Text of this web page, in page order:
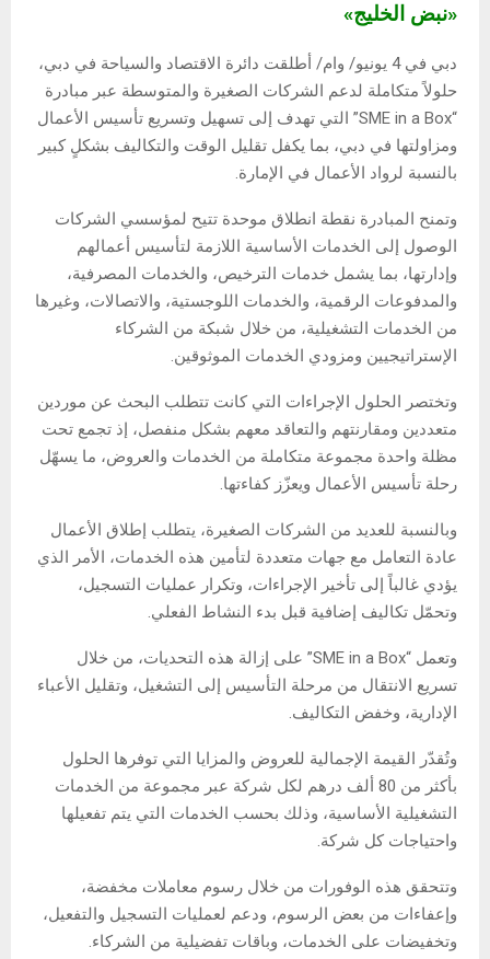
«نبض الخليج»
دبي في 4 يونيو/ وام/ أطلقت دائرة الاقتصاد والسياحة في دبي،
حلولاً متكاملة لدعم الشركات الصغيرة والمتوسطة عبر مبادرة
“SME in a Box” التي تهدف إلى تسهيل وتسريع تأسيس الأعمال
ومزاولتها في دبي، بما يكفل تقليل الوقت والتكاليف بشكلٍ كبير
بالنسبة لرواد الأعمال في الإمارة.
وتمنح المبادرة نقطة انطلاق موحدة تتيح لمؤسسي الشركات
الوصول إلى الخدمات الأساسية اللازمة لتأسيس أعمالهم
وإدارتها، بما يشمل خدمات الترخيص، والخدمات المصرفية،
والمدفوعات الرقمية، والخدمات اللوجستية، والاتصالات، وغيرها
من الخدمات التشغيلية، من خلال شبكة من الشركاء
الإستراتيجيين ومزودي الخدمات الموثوقين.
وتختصر الحلول الإجراءات التي كانت تتطلب البحث عن موردين
متعددين ومقارنتهم والتعاقد معهم بشكل منفصل، إذ تجمع تحت
مظلة واحدة مجموعة متكاملة من الخدمات والعروض، ما يسهّل
رحلة تأسيس الأعمال ويعزّز كفاءتها.
وبالنسبة للعديد من الشركات الصغيرة، يتطلب إطلاق الأعمال
عادة التعامل مع جهات متعددة لتأمين هذه الخدمات، الأمر الذي
يؤدي غالباً إلى تأخير الإجراءات، وتكرار عمليات التسجيل،
وتحمّل تكاليف إضافية قبل بدء النشاط الفعلي.
وتعمل “SME in a Box” على إزالة هذه التحديات، من خلال
تسريع الانتقال من مرحلة التأسيس إلى التشغيل، وتقليل الأعباء
الإدارية، وخفض التكاليف.
وتُقدّر القيمة الإجمالية للعروض والمزايا التي توفرها الحلول
بأكثر من 80 ألف درهم لكل شركة عبر مجموعة من الخدمات
التشغيلية الأساسية، وذلك بحسب الخدمات التي يتم تفعيلها
واحتياجات كل شركة.
وتتحقق هذه الوفورات من خلال رسوم معاملات مخفضة،
وإعفاءات من بعض الرسوم، ودعم لعمليات التسجيل والتفعيل،
وتخفيضات على الخدمات، وباقات تفضيلية من الشركاء.